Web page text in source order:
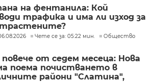
на фентанила: Кой
трафика и има ли изход за
Чете се за: 05:22 мин. Общество
от седем месеца: Нова
поема почистването в
райони "Слатина",